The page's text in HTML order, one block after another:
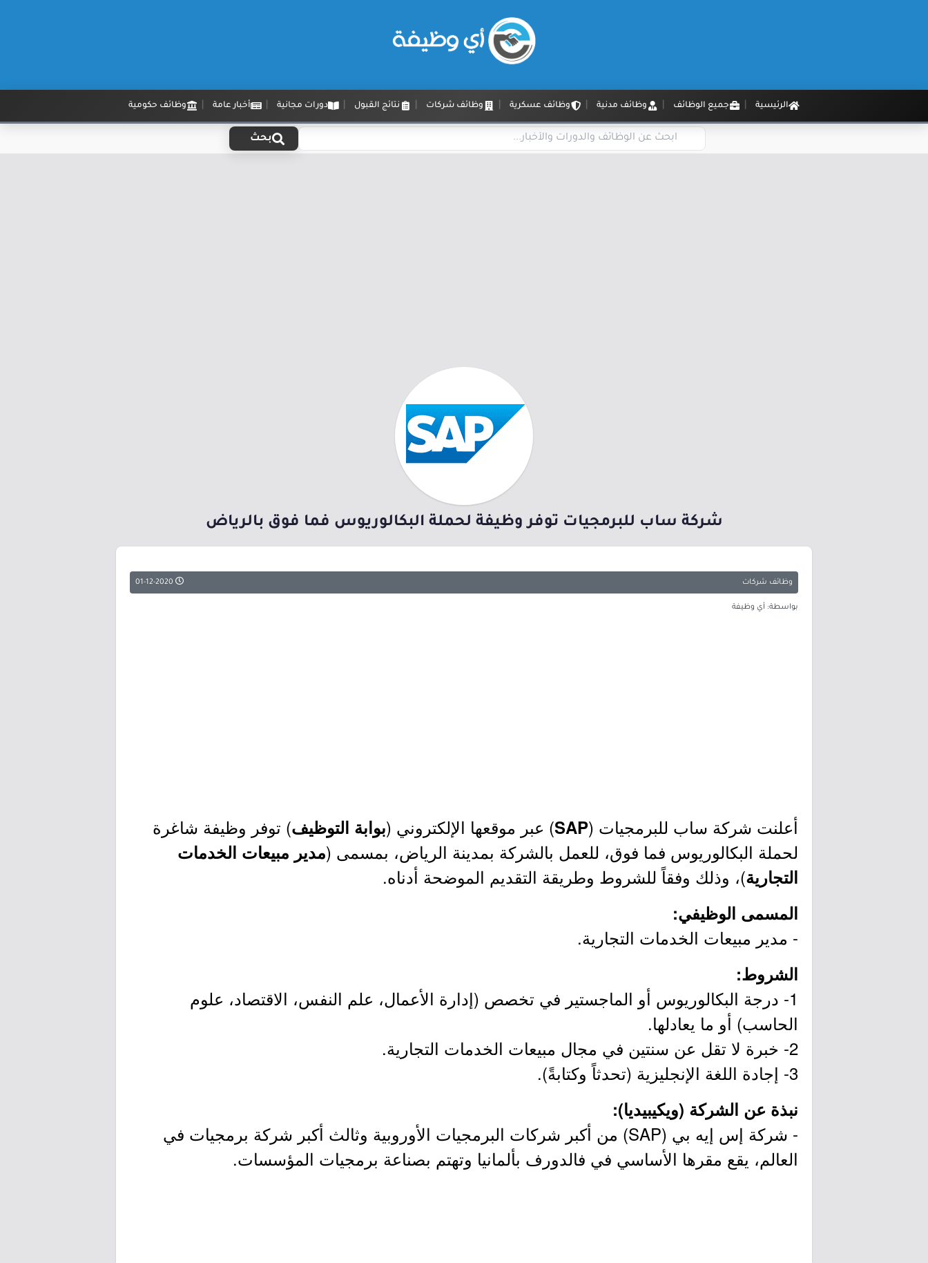
الرئيسية جميع الوظائف وظائف مدنية وظائف عسكرية وظائف شركات نتائج القبول دورات مجانية أخبار عامة وظائف حكومية
بحث
شركة ساب للبرمجيات توفر وظيفة لحملة البكالوريوس فما فوق بالرياض
وظائف شركات
بواسطة: أي وظيفة
أعلنت شركة ساب للبرمجيات (SAP) عبر موقعها الإلكتروني (بوابة التوظيف) توفر وظيفة شاغرة
لحملة البكالوريوس فما فوق، للعمل بالشركة بمدينة الرياض، بمسمى (مدير مبيعات الخدمات
التجارية)، وذلك وفقاً للشروط وطريقة التقديم الموضحة أدناه.
المسمى الوظيفي:
- مدير مبيعات الخدمات التجارية.
الشروط:
1- درجة البكالوريوس أو الماجستير في تخصص (إدارة الأعمال، علم النفس، الاقتصاد، علوم
الحاسب) أو ما يعادلها.
2- خبرة لا تقل عن سنتين في مجال مبيعات الخدمات التجارية.
3- إجادة اللغة الإنجليزية (تحدثاً وكتابةً).
نبذة عن الشركة (ويكيبيديا):
- شركة إس إيه بي (SAP) من أكبر شركات البرمجيات الأوروبية وثالث أكبر شركة برمجيات في
العالم، يقع مقرها الأساسي في فالدورف بألمانيا وتهتم بصناعة برمجيات المؤسسات.